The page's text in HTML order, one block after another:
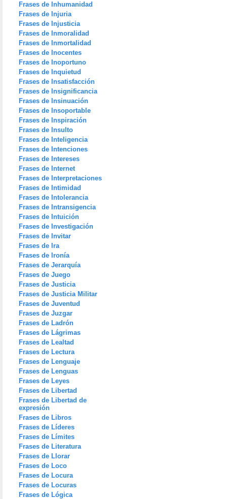
Frases de Inhumanidad
Frases de Injuria
Frases de Injusticia
Frases de Inmoralidad
Frases de Inmortalidad
Frases de Inocentes
Frases de Inoportuno
Frases de Inquietud
Frases de Insatisfacción
Frases de Insignificancia
Frases de Insinuación
Frases de Insoportable
Frases de Inspiración
Frases de Insulto
Frases de Inteligencia
Frases de Intenciones
Frases de Intereses
Frases de Internet
Frases de Interpretaciones
Frases de Intimidad
Frases de Intolerancia
Frases de Intransigencia
Frases de Intuición
Frases de Investigación
Frases de Invitar
Frases de Ira
Frases de Ironía
Frases de Jerarquía
Frases de Juego
Frases de Justicia
Frases de Justicia Militar
Frases de Juventud
Frases de Juzgar
Frases de Ladrón
Frases de Lágrimas
Frases de Lealtad
Frases de Lectura
Frases de Lenguaje
Frases de Lenguas
Frases de Leyes
Frases de Libertad
Frases de Libertad de
expresión
Frases de Libros
Frases de Líderes
Frases de Límites
Frases de Literatura
Frases de Llorar
Frases de Loco
Frases de Locura
Frases de Locuras
Frases de Lógica